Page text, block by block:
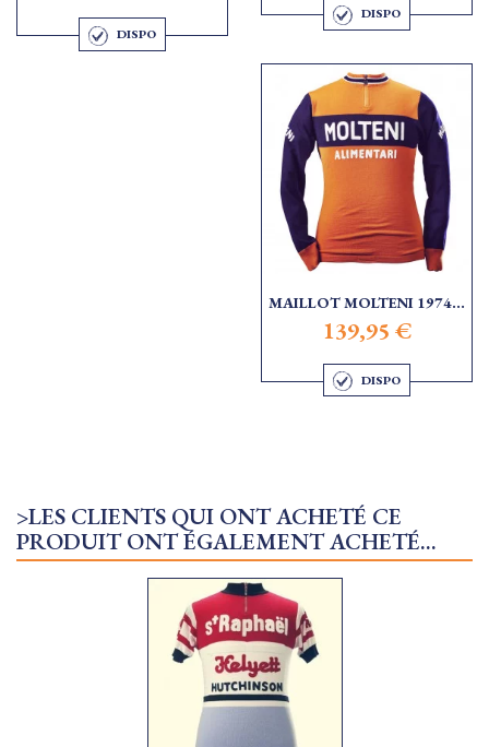
DISPO
DISPO
MAILLOT MOLTENI 1974...
139,95 €
DISPO
>LES CLIENTS QUI ONT ACHETÉ CE
PRODUIT ONT ÉGALEMENT ACHETÉ...